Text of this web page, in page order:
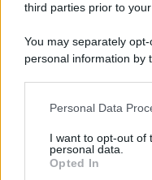
third parties prior to your
You may separately
personal information by
This information may
disclose it to other
Please note that this
Personal Data
I want to opt-out of
personal data.
Opted In
Categorie
Dizionario dei
Dizionario dei
Dizionario dei Sogni